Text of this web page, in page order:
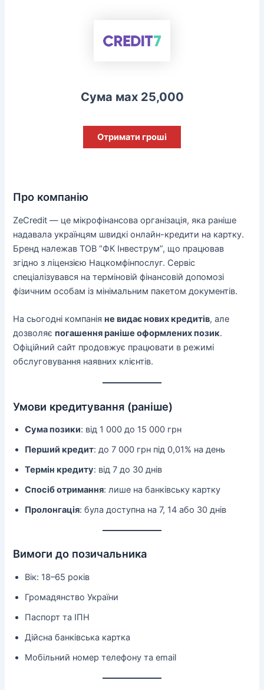
Сума мах 25,000
Отримати гроші
Про компанію
ZeCredit — це мікрофінансова організація, яка раніше
надавала українцям швидкі онлайн-кредити на картку.
Бренд належав ТОВ “ФК Інвеструм”, що працював
згідно з ліцензією Нацкомфінпослуг. Сервіс
спеціалізувався на терміновій фінансовій допомозі
фізичним особам із мінімальним пакетом документів.
На сьогодні компаніяне видає нових кредитів, але
дозволяєпогашення раніше оформлених позик.
Офіційний сайт продовжує працювати в режимі
обслуговування наявних клієнтів.
Умови кредитування (раніше)
Сума позики: від 1 000 до 15 000 грн
Перший кредит: до 7 000 грн під 0,01% на день
Термін кредиту: від 7 до 30 днів
Спосіб отримання: лише на банківську картку
Пролонгація: була доступна на 7, 14 або 30 днів
Вимоги до позичальника
Вік: 18–65 років
Громадянство України
Паспорт та ІПН
Дійсна банківська картка
Мобільний номер телефону та email